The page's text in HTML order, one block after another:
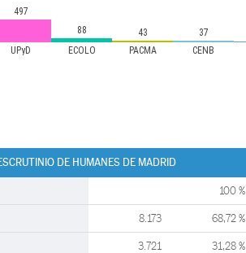
UPyD ECOLO PACMA CENB
497
88
43 37
DE HUMANES DE MADRID
100 %
8.173 68,72 %
3.721 31,28 %